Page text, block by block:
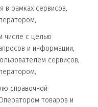
в рамках сервисов,
числе с целью
и информации,
сервисов,
справочной
товаров и